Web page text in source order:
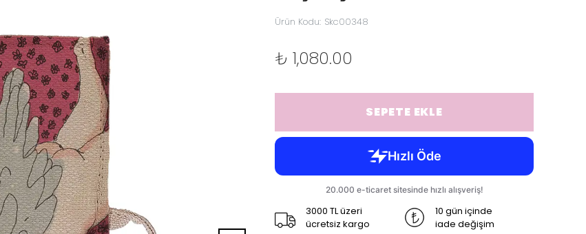
Ürün Kodu: Skc00348
₺ 1,080.00
SEPETE EKLE
3000 TL üzeri
ücretsiz kargo
10 gün içinde
iade değişim